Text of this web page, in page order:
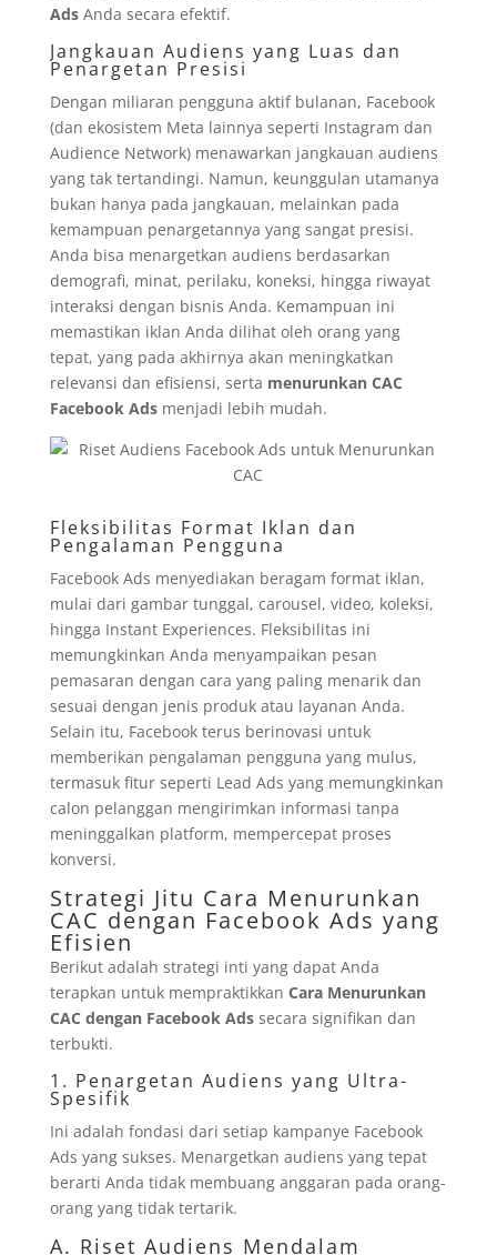
AdsAnda secara efektif.
Jangkauan Audiens yang Luas dan
Penargetan Presisi
Dengan miliaran pengguna aktif bulanan, Facebook
(dan ekosistem Meta lainnya seperti Instagram dan
Audience Network) menawarkan jangkauan audiens
yang tak tertandingi. Namun, keunggulan utamanya
bukan hanya pada jangkauan, melainkan pada
kemampuan penargetannya yang sangat presisi.
Anda bisa menargetkan audiens berdasarkan
demografi, minat, perilaku, koneksi, hingga riwayat
interaksi dengan bisnis Anda. Kemampuan ini
memastikan iklan Anda dilihat oleh orang yang
tepat, yang pada akhirnya akan meningkatkan
relevansi dan efisiensi, serta menurunkan CAC
Facebook Adsmenjadi lebih mudah.
Fleksibilitas Format Iklan dan
Pengalaman Pengguna
Facebook Ads menyediakan beragam format iklan,
mulai dari gambar tunggal, carousel, video, koleksi,
hingga Instant Experiences. Fleksibilitas ini
memungkinkan Anda menyampaikan pesan
pemasaran dengan cara yang paling menarik dan
sesuai dengan jenis produk atau layanan Anda.
Selain itu, Facebook terus berinovasi untuk
memberikan pengalaman pengguna yang mulus,
termasuk fitur seperti Lead Ads yang memungkinkan
calon pelanggan mengirimkan informasi tanpa
meninggalkan platform, mempercepat proses
konversi.
Strategi Jitu Cara Menurunkan
CAC dengan Facebook Ads yang
Efisien
Berikut adalah strategi inti yang dapat Anda
terapkan untuk mempraktikkan Cara Menurunkan
CAC dengan Facebook Adssecara signifikan dan
terbukti.
1. Penargetan Audiens yang Ultra-
Spesifik
Ini adalah fondasi dari setiap kampanye Facebook
Ads yang sukses. Menargetkan audiens yang tepat
berarti Anda tidak membuang anggaran pada orang-
orang yang tidak tertarik.
A. Riset Audiens Mendalam